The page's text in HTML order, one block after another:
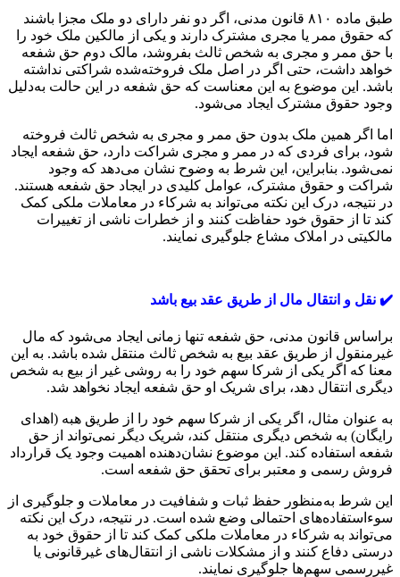
طبق ماده ۸۱۰ قانون مدنی، اگر دو نفر دارای دو ملک مجزا باشند
که حقوق ممر یا مجری مشترک دارند و یکی از مالکین ملک خود را
با حق ممر و مجری به شخص ثالث بفروشد، مالک دوم حق شفعه
خواهد داشت، حتی اگر در اصل ملک فروخته‌شده شراکتی نداشته
باشد. این موضوع به این معناست که حق شفعه در این حالت به‌دلیل
وجود حقوق مشترک ایجاد می‌شود.
اما اگر همین ملک بدون حق ممر و مجری به شخص ثالث فروخته
شود، برای فردی که در ممر و مجری شراکت دارد، حق شفعه ایجاد
نمی‌شود. بنابراین، این شرط به وضوح نشان می‌دهد که وجود
شراکت و حقوق مشترک، عوامل کلیدی در ایجاد حق شفعه هستند.
در نتیجه، درک این نکته می‌تواند به شرکاء در معاملات ملکی کمک
کند تا از حقوق خود حفاظت کنند و از خطرات ناشی از تغییرات
مالکیتی در املاک مشاع جلوگیری نمایند.
✔️ نقل و انتقال مال از طریق عقد بیع باشد
براساس قانون مدنی، حق شفعه تنها زمانی ایجاد می‌شود که مال
غیرمنقول از طریق عقد بیع به شخص ثالث منتقل شده باشد. به این
معنا که اگر یکی از شرکا سهم خود را به روشی غیر از بیع به شخص
دیگری انتقال دهد، برای شریک او حق شفعه ایجاد نخواهد شد.
به عنوان مثال، اگر یکی از شرکا سهم خود را از طریق هبه (اهدای
رایگان) به شخص دیگری منتقل کند، شریک دیگر نمی‌تواند از حق
شفعه استفاده کند. این موضوع نشان‌دهنده اهمیت وجود یک قرارداد
فروش رسمی و معتبر برای تحقق حق شفعه است.
این شرط به‌منظور حفظ ثبات و شفافیت در معاملات و جلوگیری از
سوءاستفاده‌های احتمالی وضع شده است. در نتیجه، درک این نکته
می‌تواند به شرکاء در معاملات ملکی کمک کند تا از حقوق خود به
درستی دفاع کنند و از مشکلات ناشی از انتقال‌های غیرقانونی یا
غیررسمی سهم‌ها جلوگیری نمایند.